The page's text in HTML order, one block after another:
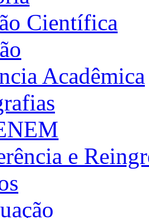
Científica
Acadêmica
e